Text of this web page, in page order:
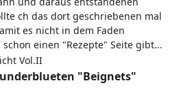
ch das dort geschriebenen mal
es nicht in dem Faden
einen "Rezepte" Seite gibt...
Vol.II
"Beignets"